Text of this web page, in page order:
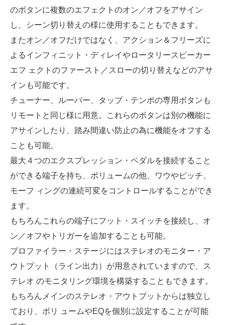
のボタンに複数のエフェクトのオン／オフをアサイン
し、シーン切り替えの様に使用することもできます。
またオン／オフだけではなく、アクション＆フリーズに
よるインフィニット・ディレイやロータリースピーカー
エフ ェクトのファースト／スローの切り替えなどのアサ
インも可能です。
チューナー、ルーパー、タップ・テンポの専用ボタンも
リモートと同じ様に用意。これらのボタンは別の機能に
アサインしたり、踏み間違い防止の為に機能をオフする
ことも可能。
最大４つのエクスプレッション・ペダルを接続すること
ができる端子を持ち、ボリュームの他、ワウやピッチ、
モーフ ィングの連続可変をコントロールすることができ
ます。
もちろんこれらの端子にフット・スイッチを接続し、オ
ン／オフやトリガーを追加することも可能。
プロファイラー・ステージにはステレオのモニター・ア
ウトプット（ライン出力）が用意されていますので、ス
テレオ のモニタリング環境を構築することもできます。
もちろんメインのステレオ・アウトプットからは独立し
ており、ボリ ュームやEQを個別に設定することが可能